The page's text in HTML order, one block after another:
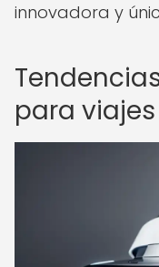
innovadora y
para viajes